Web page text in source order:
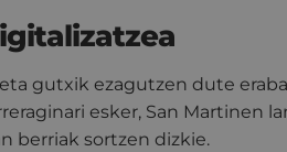
gutxik ezagutzen dute
esker, San Martinen
berriak sortzen dizkie.